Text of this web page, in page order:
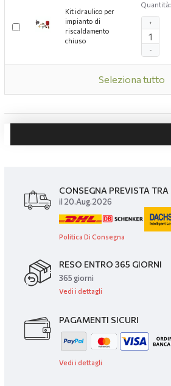
Kit idraulico per
impianto di
riscaldamento
chiuso
Quantità:
-
+
Seleziona tutto
CONSEGNA PREVISTA TRA
il 20.Aug.2026
Politica Di Consegna
RESO ENTRO 365 GIORNI
365 giorni
Vedi i dettagli
PAGAMENTI SICURI
Vedi i dettagli